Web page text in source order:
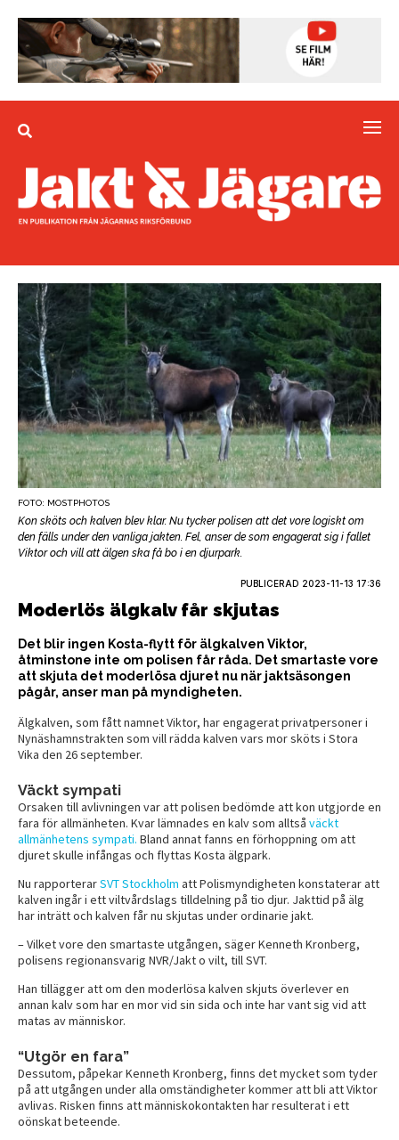
FOTO: MOSTPHOTOS
Kon sköts och kalven blev klar. Nu tycker polisen att det vore logiskt om
den fälls under den vanliga jakten. Fel, anser de som engagerat sig i fallet
Viktor och vill att älgen ska få bo i en djurpark.
PUBLICERAD 2023-11-13 17:36
Moderlös älgkalv får skjutas
Det blir ingen Kosta-flytt för älgkalven Viktor,
åtminstone inte om polisen får råda. Det smartaste vore
att skjuta det moderlösa djuret nu när jaktsäsongen
pågår, anser man på myndigheten.
Älgkalven, som fått namnet Viktor, har engagerat privatpersoner i
Nynäshamnstrakten som vill rädda kalven vars mor sköts i Stora
Vika den 26 september.
Väckt sympati
Orsaken till avlivningen var att polisen bedömde att kon utgjorde en
fara för allmänheten. Kvar lämnades en kalv som alltså väckt
allmänhetens sympati. Bland annat fanns en förhoppning om att
djuret skulle infångas och flyttas Kosta älgpark.
Nu rapporterarSVT Stockholm att Polismyndigheten konstaterar att
kalven ingår i ett viltvårdslags tilldelning på tio djur. Jakttid på älg
har inträtt och kalven får nu skjutas under ordinarie jakt.
– Vilket vore den smartaste utgången, säger Kenneth Kronberg,
polisens regionansvarig NVR/Jakt o vilt, till SVT.
Han tillägger att om den moderlösa kalven skjuts överlever en
annan kalv som har en mor vid sin sida och inte har vant sig vid att
matas av människor.
“Utgör en fara”
Dessutom, påpekar Kenneth Kronberg, finns det mycket som tyder
på att utgången under alla omständigheter kommer att bli att Viktor
avlivas. Risken finns att människokontakten har resulterat i ett
oönskat beteende.